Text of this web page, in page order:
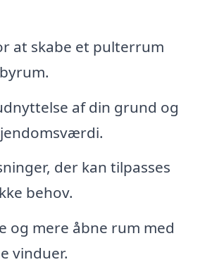
at skabe et pulterrum
af din grund og
der kan tilpasses
behov.
og mere åbne rum med
vinduer.